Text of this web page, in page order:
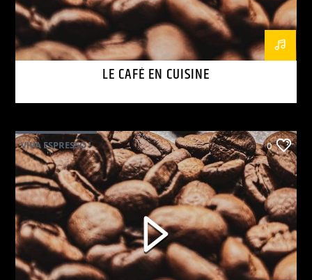
LE CAFÉ EN CUISINE
VIVA ESPRESSO ! 0